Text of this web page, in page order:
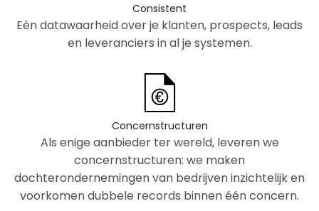
Consistent
Eén datawaarheid over je klanten, prospects, leads
en leveranciers in al je systemen.
Concernstructuren
Als enige aanbieder ter wereld, leveren we
concernstructuren: we maken
dochterondernemingen van bedrijven inzichtelijk en
voorkomen dubbele records binnen één concern.